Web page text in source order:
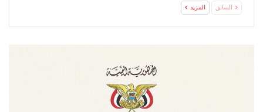
السابق المزيد